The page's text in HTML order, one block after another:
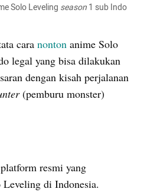
Solo Leveling season 1 sub Indo
cara nonton anime Solo
legal yang bisa dilakukan
dengan kisah perjalanan
(pemburu monster)
resmi yang
Leveling di Indonesia.